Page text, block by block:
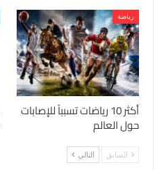
رياضة
أكثر 10 رياضات تسبباً للإصابات
حول العالم
السابق التالي